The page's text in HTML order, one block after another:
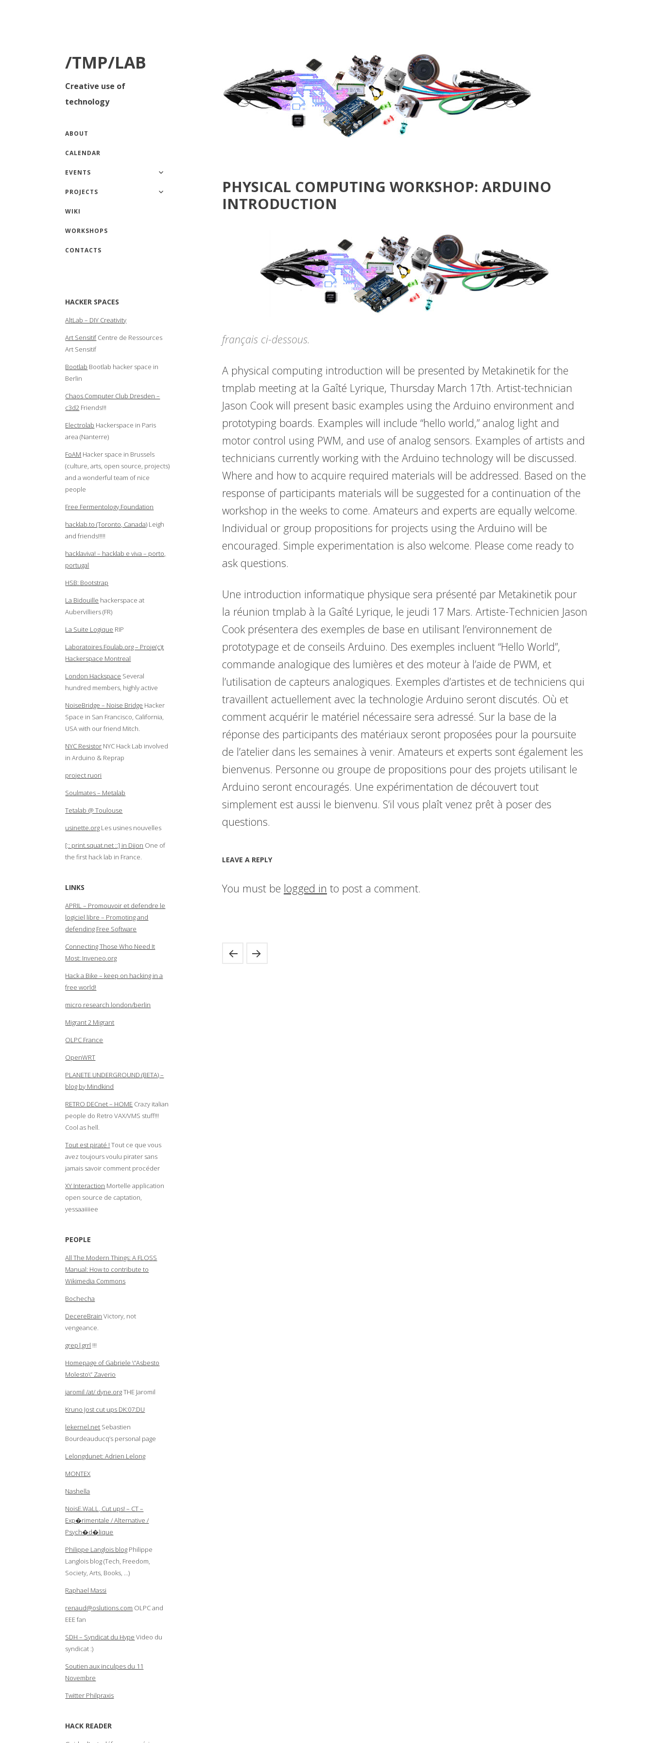
/TMP/LAB
Creative use of
technology
ABOUT
CALENDAR
EVENTS
PROJECTS
WIKI
WORKSHOPS
CONTACTS
HACKER SPACES
AltLab – DIY Creativity
Art SensitifCentre de Ressources
Art Sensitif
Bootlab Bootlab hacker space in
Berlin
Chaos Computer Club Dresden –
c3d2 Friends!!!
Electrolab Hackerspace in Paris
area (Nanterre)
FoAM Hacker space in Brussels
(culture, arts, open source, projects)
and a wonderful team of nice
people
Free Fermentology Foundation
hacklab.to (Toronto, Canada) Leigh
and friends!!!!!
hacklaviva! – hacklab e viva – porto,
portugal
HSB: Bootstrap
La Bidouille hackerspace at
Aubervilliers (FR)
La Suite Logique RIP
Laboratoires Foulab.org – Proje(c)t
Hackerspace Montreal
London Hackspace Several
hundred members, highly active
NoiseBridge – Noise Bridge Hacker
Space in San Francisco, California,
USA with our friend Mitch.
NYC Resistor NYC Hack Lab involved
in Arduino & Reprap
project ruori
Soulmates – Metalab
Tetalab @ Toulouse
usinette.org Les usines nouvelles
[:: print.squat.net ::] in Dijon One of
the first hack lab in France.
LINKS
APRIL – Promouvoir et defendre le
logiciel libre – Promoting and
defending Free Software
Connecting Those Who Need It
Most: Inveneo.org
Hack a Bike – keep on hacking in a
free world!
micro research london/berlin
Migrant 2 Migrant
OLPC France
OpenWRT
PLANETE UNDERGROUND (BETA) –
blog by Mindkind
RETRO DECnet – HOME Crazy italian
people do Retro VAX/VMS stuff!!!
Cool as hell.
Tout est piraté ! Tout ce que vous
avez toujours voulu pirater sans
jamais savoir comment procéder
XY Interaction Mortelle application
open source de captation,
yessaaiiiiee
PEOPLE
All The Modern Things: A FLOSS
Manual: How to contribute to
Wikimedia Commons
Bochecha
DecereBrain Victory, not
vengeance.
grep|grrl !!!
Homepage of Gabriele \”Asbesto
Molesto\” Zaverio
jaromil /at/ dyne.orgTHE Jaromil
Kruno Jost cut ups DK:07:DU
lekernel.net Sebastien
Bourdeauducq’s personal page
Lelongdunet: Adrien Lelong
MONTEX
Nashella
NoisE.WaLL, Cut ups! – CT –
Exp�rimentale / Alternative /
Psych�d�lique
Philippe Langlois blog Philippe
Langlois blog (Tech, Freedom,
Society, Arts, Books, …)
Raphael Massi
renaud@oslutions.com OLPC and
EEE fan
SDH – Syndicat du Hype Video du
syndicat :)
Soutien aux inculpes du 11
Novembre
Twitter Philpraxis
HACK READER
PHYSICAL COMPUTING WORKSHOP: ARDUINO
INTRODUCTION
français ci-dessous.
A physical computing introduction will be presented by Metakinetik for the
tmplab meeting at la Gaîté Lyrique, Thursday March 17th. Artist-technician
Jason Cook will present basic examples using the Arduino environment and
prototyping boards. Examples will include “hello world,” analog light and
motor control using PWM, and use of analog sensors. Examples of artists and
technicians currently working with the Arduino technology will be discussed.
Where and how to acquire required materials will be addressed. Based on the
response of participants materials will be suggested for a continuation of the
workshop in the weeks to come. Amateurs and experts are equally welcome.
Individual or group propositions for projects using the Arduino will be
encouraged. Simple experimentation is also welcome. Please come ready to
ask questions.
Une introduction informatique physique sera présenté par Metakinetik pour
la réunion tmplab à la Gaîté Lyrique, le jeudi 17 Mars. Artiste-Technicien Jason
Cook présentera des exemples de base en utilisant l’environnement de
prototypage et de conseils Arduino. Des exemples incluent “Hello World”,
commande analogique des lumières et des moteur à l’aide de PWM, et
l’utilisation de capteurs analogiques. Exemples d’artistes et de techniciens qui
travaillent actuellement avec la technologie Arduino seront discutés. Où et
comment acquérir le matériel nécessaire sera adressé. Sur la base de la
réponse des participants des matériaux seront proposées pour la poursuite
de l’atelier dans les semaines à venir. Amateurs et experts sont également les
bienvenus. Personne ou groupe de propositions pour des projets utilisant le
Arduino seront encouragés. Une expérimentation de découvert tout
simplement est aussi le bienvenu. S’il vous plaît venez prêt à poser des
questions.
LEAVE A REPLY
You must be logged in to post a comment.